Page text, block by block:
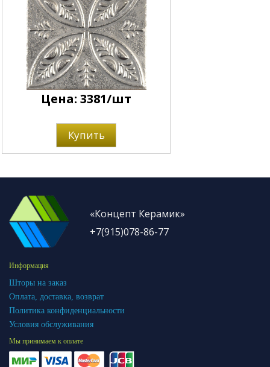
Цена: 3381/шт
Купить
«Концепт Керамик»
+7(915)078-86-77
Информация
Шторы на заказ
Оплата, доставка, возврат
Политика конфиденциальности
Условия обслуживания
Мы принимаем к оплате